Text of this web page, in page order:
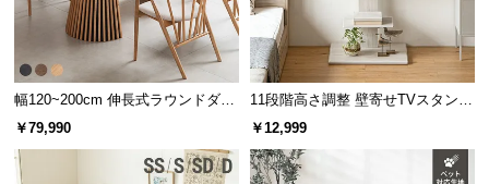
ー
お
幅120~200cm 伸長式ラウンドダイ
ニングテーブル 6人掛け 天然木突
￥79,990
11段階高さ調整 壁寄せTVスタンド
キャスター付き 上下左右角度調節
￥12,999